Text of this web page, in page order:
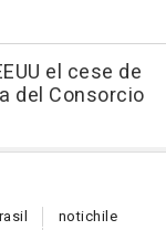
el cese de
del Consorcio
notichile